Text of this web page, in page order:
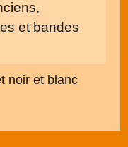
et bandes
noir et blanc